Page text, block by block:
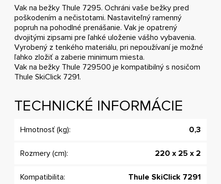
Vak na bežky Thule 7295. Ochráni vaše bežky pred
poškodením a nečistotami. Nastaviteľný ramenný
popruh na pohodlné prenášanie. Vak je opatrený
dvojitými zipsami pre ľahké uloženie vášho vybavenia.
Vyrobený z tenkého materiálu, pri nepoužívaní je možné
ľahko zložiť a zaberie minimum miesta.
Vak na bežky Thule 729500 je kompatibilný s nosičom
Thule SkiClick 7291.
TECHNICKÉ INFORMÁCIE
Hmotnosť (kg): 0,3
Rozmery (cm): 220 x 25 x 2
Kompatibilita: Thule SkiClick 7291